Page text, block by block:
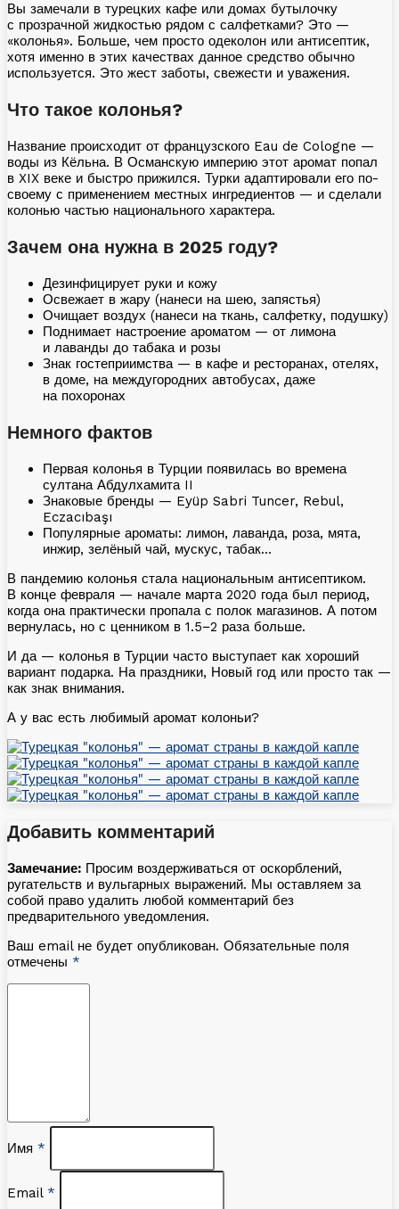
Вы замечали в турецких кафе или домах бутылочку
с прозрачной жидкостью рядом с салфетками? Это —
«колонья». Больше, чем просто одеколон или антисептик,
хотя именно в этих качествах данное средство обычно
используется. Это жест заботы, свежести и уважения.
Что такое колонья?
Название происходит от французского Eau de Cologne —
воды из Кёльна. В Османскую империю этот аромат попал
в XIX веке и быстро прижился. Турки адаптировали его по-
своему с применением местных ингредиентов — и сделали
колонью частью национального характера.
Зачем она нужна в 2025 году?
Дезинфицирует руки и кожу
Освежает в жару (нанеси на шею, запястья)
Очищает воздух (нанеси на ткань, салфетку, подушку)
Поднимает настроение ароматом — от лимона
и лаванды до табака и розы
Знак гостеприимства — в кафе и ресторанах, отелях,
в доме, на междугородних автобусах, даже
на похоронах
Немного фактов
Первая колонья в Турции появилась во времена
султана Абдулхамита II
Знаковые бренды — Eyüp Sabri Tuncer, Rebul,
Eczacıbaşı
Популярные ароматы: лимон, лаванда, роза, мята,
инжир, зелёный чай, мускус, табак…
В пандемию колонья стала национальным антисептиком.
В конце февраля — начале марта 2020 года был период,
когда она практически пропала с полок магазинов. А потом
вернулась, но с ценником в 1.5−2 раза больше.
И да — колонья в Турции часто выступает как хороший
вариант подарка. На праздники, Новый год или просто так —
как знак внимания.
А у вас есть любимый аромат колоньи?
Добавить комментарий
Замечание: Просим воздерживаться от оскорблений,
ругательств и вульгарных выражений. Мы оставляем за
собой право удалить любой комментарий без
предварительного уведомления.
Ваш email не будет опубликован. Обязательные поля
отмечены *
Имя *
Email *